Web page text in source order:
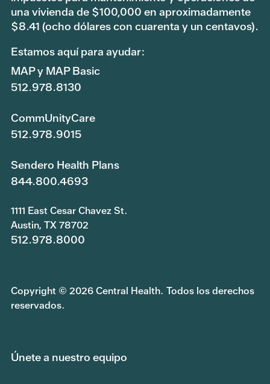
una vivienda de $100,000 en aproximadamente
$8.41 (ocho dólares con cuarenta y un centavos).
Estamos aquí para ayudar:
MAP y MAP Basic
512.978.8130
CommUnityCare
512.978.9015
Sendero Health Plans
844.800.4693
1111 East Cesar Chavez St.
Austin, TX 78702
512.978.8000
Copyright © 2026 Central Health. Todos los derechos
reservados.
Únete a nuestro equipo